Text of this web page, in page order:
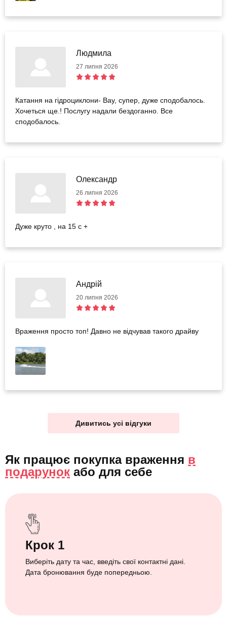
Людмила
27 липня 2026
Катання на гідроциклони- Вау, супер, дуже сподобалось.
Хочеться ще.! Послугу надали бездоганно. Все
сподобалось.
Олександр
26 липня 2026
Дуже круто , на 15 с +
Андрій
20 липня 2026
Враження просто топ! Давно не відчував такого драйву
Дивитись усі відгуки
Як працює покупка враження в
подарунок або для себе
Крок 1
Виберіть дату та час, введіть свої контактні дані.
Дата бронювання буде попередньою.